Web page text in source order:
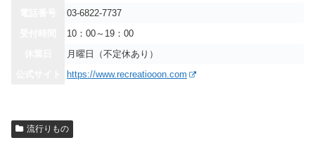
03-6822-7737
10：00～19：00
月曜日（不定休あり）
https://www.recreatiooon.com
流行りもの